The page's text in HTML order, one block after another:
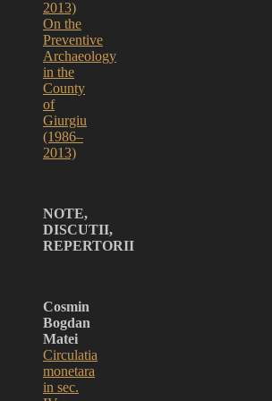
2013)
On the
Preventive
Archaeology
in the
County
of
Giurgiu
(1986–
2013)
NOTE,
DISCUTII,
REPERTORII
Cosmin
Bogdan
Matei
Circulatia
monetara
in sec.